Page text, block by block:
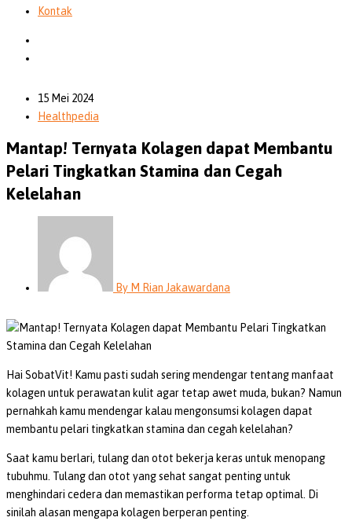
Kontak
15 Mei 2024
Healthpedia
Mantap! Ternyata Kolagen dapat Membantu
Pelari Tingkatkan Stamina dan Cegah
Kelelahan
By M Rian Jakawardana
Hai SobatVit! Kamu pasti sudah sering mendengar tentang manfaat
kolagen untuk perawatan kulit agar tetap awet muda, bukan? Namun
pernahkah kamu mendengar kalau mengonsumsi kolagen dapat
membantu pelari tingkatkan stamina dan cegah kelelahan?
Saat kamu berlari, tulang dan otot bekerja keras untuk menopang
tubuhmu. Tulang dan otot yang sehat sangat penting untuk
menghindari cedera dan memastikan performa tetap optimal. Di
sinilah alasan mengapa kolagen berperan penting.